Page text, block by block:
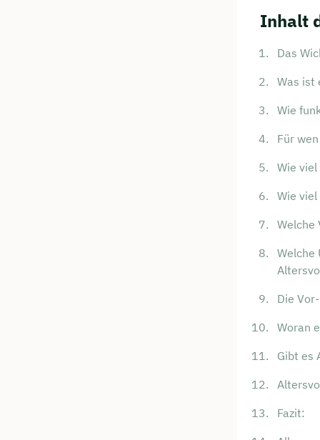
Inhalt
Das
Was ist
Wie
Für
Wie
Wie
Welche
Welche
Die
Woran
Gibt es
Fazit: